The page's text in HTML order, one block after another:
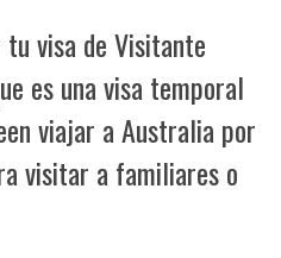
tu visa de Visitante
es una visa temporal
viajar a Australia por
visitar a familiares o